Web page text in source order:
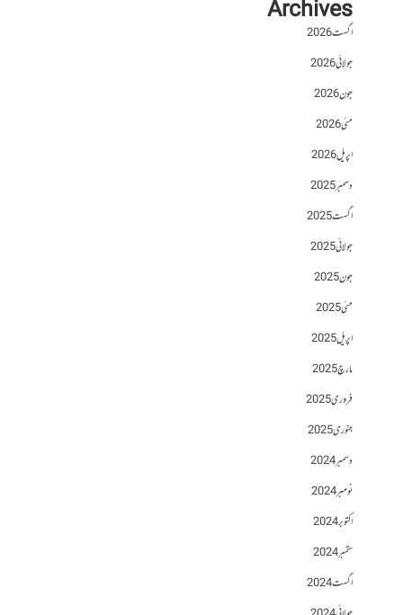
Archives
اگست 2026
جولائی 2026
جون 2026
مئی 2026
اپریل 2026
دسمبر 2025
اگست 2025
جولائی 2025
جون 2025
مئی 2025
اپریل 2025
مارچ 2025
فروری 2025
جنوری 2025
دسمبر 2024
نومبر 2024
اکتوبر 2024
ستمبر 2024
اگست 2024